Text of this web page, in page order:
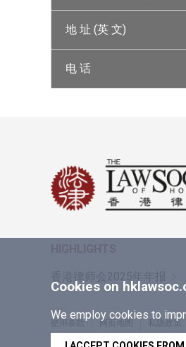
地 址 (英 文)
电 话
Cookies on
We employ cookies to
香港律师会2025年年报
网页地图 私隐政策
Copyright © 2026 香港律师会版权